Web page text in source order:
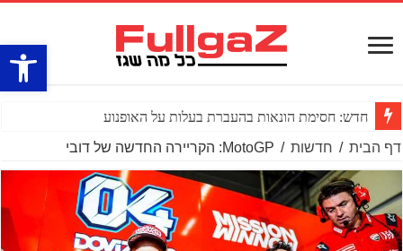
פתח
חדש: חסימת הונאות בהעברת בעלות על האופנוע
דף הבית / חדשות / MotoGP: הקריירה החדשה של דובי